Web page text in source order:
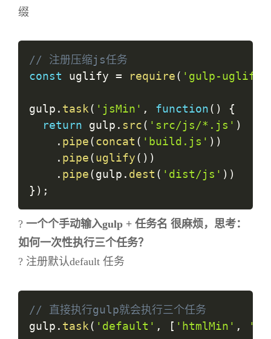
缀
// 注册压缩js任务
const uglify = require( 'gulp-uglify'
gulp . task( 'jsMin' , function( )
{
return gulp . src( 'src/js/*.js' )
. pipe(concat ( 'build.js' ) )
. pipe(uglify( ) )
. pipe(gulp . dest ( 'dist/js' ) )
} ) ;
? 一个个手动输入gulp + 任务名 很麻烦，思考：
如何一次性执行三个任务？
? 注册默认default 任务
// 直接执行gulp就会执行三个任务
gulp . task( 'default' , [ 'htmlMin' ,